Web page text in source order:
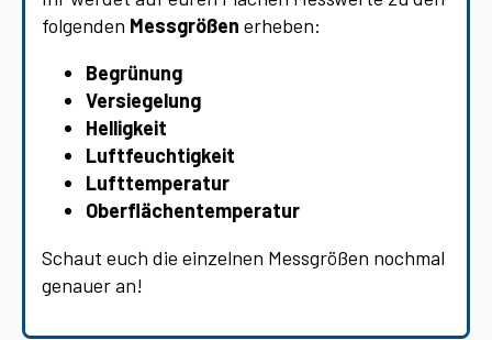
folgenden Messgrößen erheben:
Begrünung
Versiegelung
Helligkeit
Luftfeuchtigkeit
Lufttemperatur
Oberflächentemperatur
Schaut euch die einzelnen Messgrößen nochmal
genauer an!